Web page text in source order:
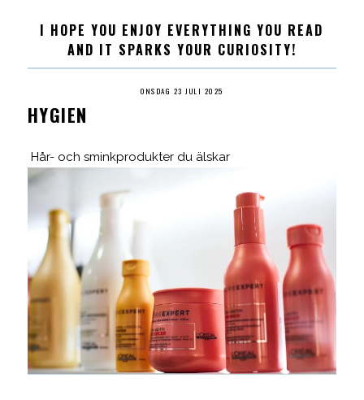
I HOPE YOU ENJOY EVERYTHING YOU READ
AND IT SPARKS YOUR CURIOSITY!
ONSDAG 23 JULI 2025
HYGIEN
Hår- och sminkprodukter du älskar